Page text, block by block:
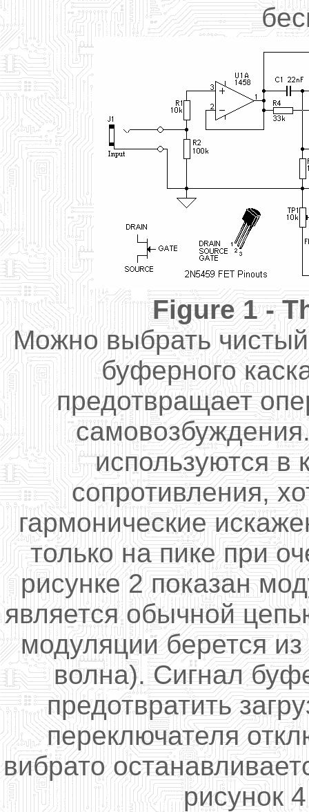
Figure1 -
Можно выбрать
буферного
предотвращает
используются в
сопротивления,
гармонические
только на пике при
рисунке 2 показан
является обычной
модуляции берется
волна). Сигнал
предотвратить
переключателя
вибрато
рисунок